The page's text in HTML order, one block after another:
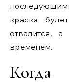
краска
отвалится,
временем.